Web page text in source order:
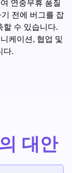
연중무휴 품질
전에 버그를 잡
할 수 있습니다.
케이션, 협업 및
다.
대안